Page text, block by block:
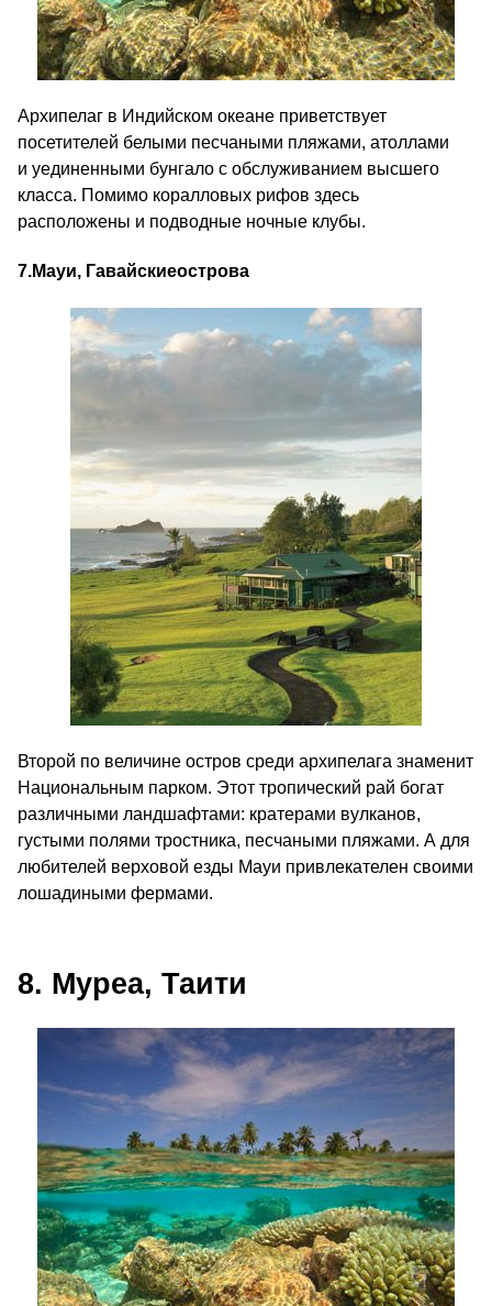
Архипелаг в Индийском океане приветствует
посетителей белыми песчаными пляжами, атоллами
и уединенными бунгало с обслуживанием высшего
класса. Помимо коралловых рифов здесь
расположены и подводные ночные клубы.
7.Мауи, Гавайскиеострова
Второй по величине остров среди архипелага знаменит
Национальным парком. Этот тропический рай богат
различными ландшафтами: кратерами вулканов,
густыми полями тростника, песчаными пляжами. А для
любителей верховой езды Мауи привлекателен своими
лошадиными фермами.
8. Муреа, Таити